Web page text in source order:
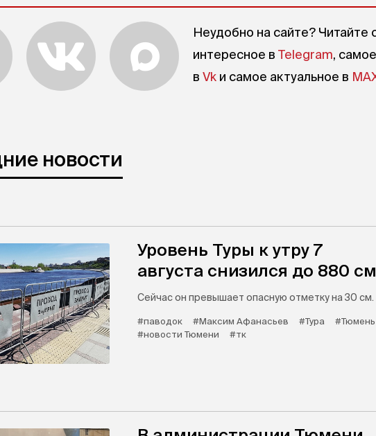
Неудобно на сайте? Читайте
интересное в Telegram,
в Vk и самое актуальное в
новости
Уровень Туры к утру 7
августа снизился до 880 см
Сейчас он превышает опасную отметку на 30 см.
#паводок #Максим Афанасьев #Тура
#Тюмень
#новости Тюмени
#тк